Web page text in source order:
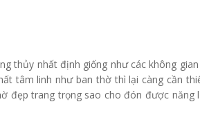
thủy nhất định giống như các không
tâm linh như ban thờ thì lại càng cần
đẹp trang trọng sao cho đón được năng